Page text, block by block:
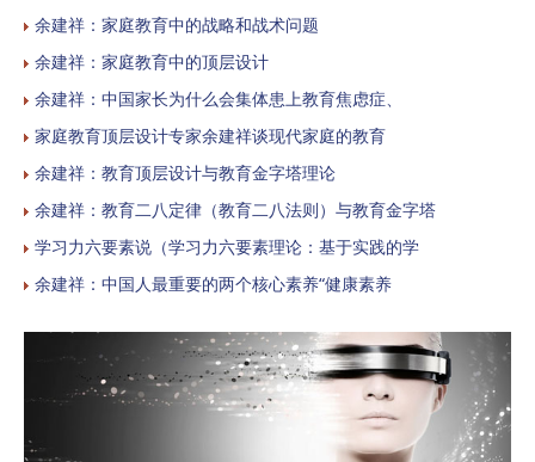
余建祥：家庭教育中的战略和战术问题
余建祥：家庭教育中的顶层设计
余建祥：中国家长为什么会集体患上教育焦虑症、
家庭教育顶层设计专家余建祥谈现代家庭的教育
余建祥：教育顶层设计与教育金字塔理论
余建祥：教育二八定律（教育二八法则）与教育金字塔
学习力六要素说（学习力六要素理论：基于实践的学
余建祥：中国人最重要的两个核心素养“健康素养